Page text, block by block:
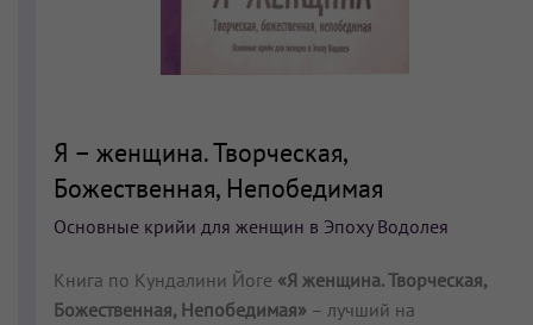
Я – женщина. Творческая,
Божественная, Непобедимая
Основные крийи для женщин в Эпоху Водолея
Книга по Кундалини Йоге «Я женщина. Творческая,
Божественная, Непобедимая» – лучший на